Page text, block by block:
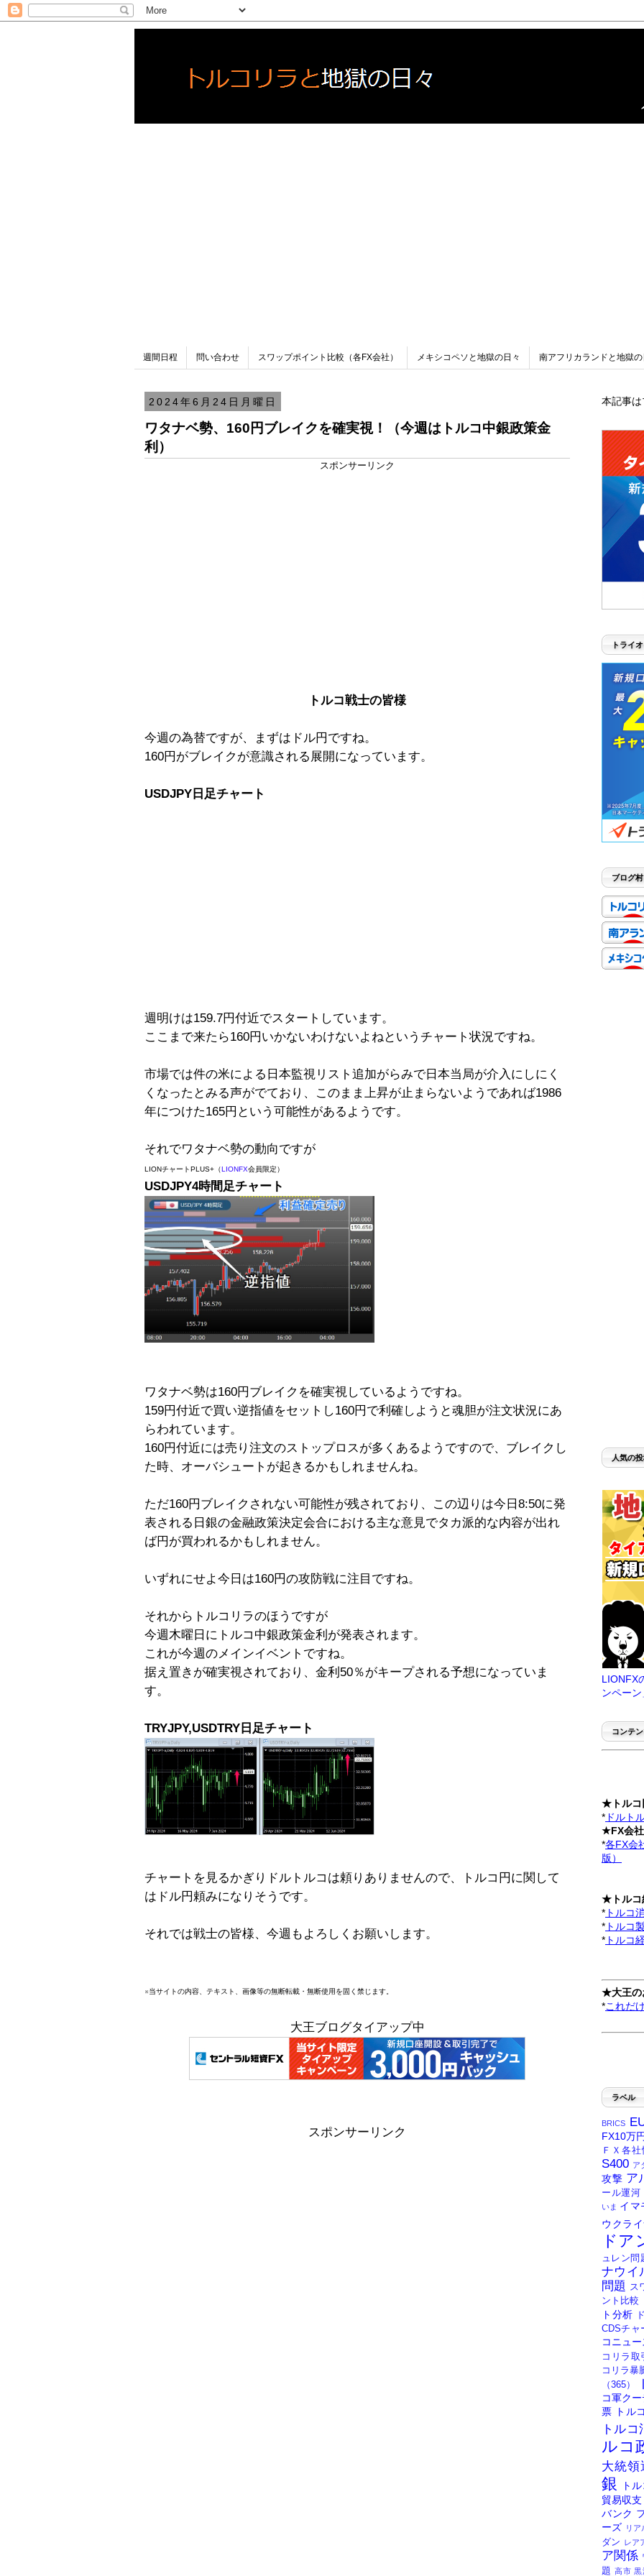
週間日程 問い合わせ スワップポイント比較（各FX会社） メキシコペソと地獄の日々 南アフリカランドと地獄
2024年6月24日月曜日
ワタナベ勢、160円ブレイクを確実視！（今週はトルコ中銀政策金
利）
スポンサーリンク
トルコ戦士の皆様
今週の為替ですが、まずはドル円ですね。
160円がブレイクが意識される展開になっています。
USDJPY日足チャート
週明けは159.7円付近でスタートしています。
ここまで来たら160円いかないわけないよねというチャート状況ですね。
市場では件の米による日本監視リスト追加がらみで日本当局が介入にしにく
くなったとみる声がでており、このまま上昇が止まらないようであれば1986
年につけた165円という可能性があるようです。
それでワタナベ勢の動向ですが
LIONチャートPLUS+（LIONFX会員限定）
USDJPY4時間足チャート
ワタナベ勢は160円ブレイクを確実視しているようですね。
159円付近で買い逆指値をセットし160円で利確しようと魂胆が注文状況にあ
らわれています。
160円付近には売り注文のストップロスが多くあるようですので、ブレイクし
た時、オーバシュートが起きるかもしれませんね。
ただ160円ブレイクされない可能性が残されており、この辺りは今日8:50に発
表される日銀の金融政策決定会合における主な意見でタカ派的な内容が出れ
ば円が買われるかもしれません。
いずれにせよ今日は160円の攻防戦に注目ですね。
それからトルコリラのほうですが
今週木曜日にトルコ中銀政策金利が発表されます。
これが今週のメインイベントですね。
据え置きが確実視されており、金利50％がキープされる予想になっていま
す。
TRYJPY,USDTRY日足チャート
チャートを見るかぎりドルトルコは頼りありませんので、トルコ円に関して
はドル円頼みになりそうです。
それでは戦士の皆様、今週もよろしくお願いします。
※当サイトの内容、テキスト、画像等の無断転載・無断使用を固く禁じます。
大王ブログタイアップ中
スポンサーリンク
本記事
トライ
ブログ村
人気の
LIONFX
ンペーン
コンテ
★トルコ
* ドルト
★FX会社
*各FX会
版）
★トルコ
* トルコ
* トルコ
* トルコ
★大王の
*これだ
ラベル
BRICS
FX10万
ＦＸ各
S400 ア
攻撃 ア
ール運河
いま イマ
ウクラ
ドア
ュレン問
ナウイ
問題 ス
ント比較
ト分析
CDSチャ
コニュー
コリラ取
コリラ暴
（365）
コ軍ク
票
トル
トル
ルコ
大統領
銀
ト
貿易収支
バンク
ーズ リア
ダン レア
ア関係
題 高市 黒